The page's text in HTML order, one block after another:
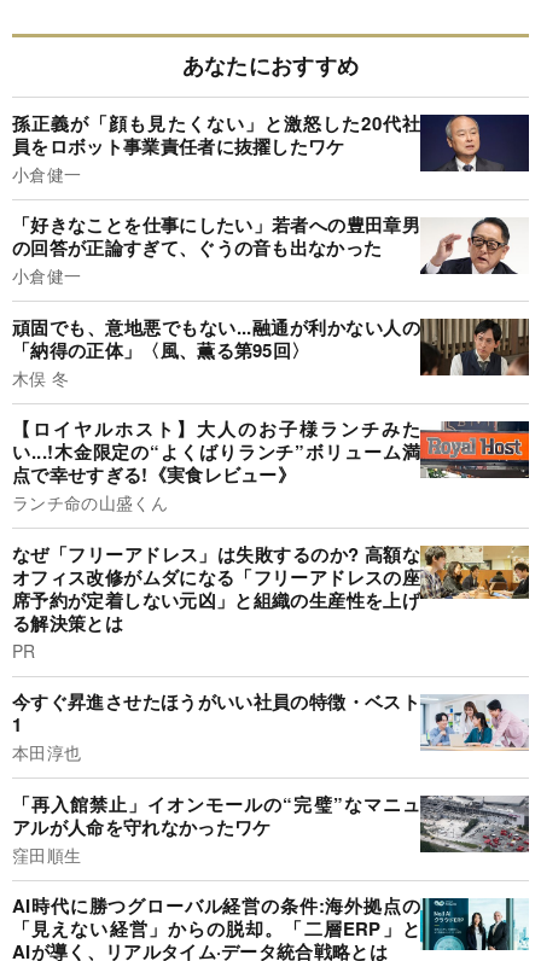
あなたにおすすめ
孫正義が「顔も見たくない」と激怒した20代社
員をロボット事業責任者に抜擢したワケ
小倉健一
「好きなことを仕事にしたい」若者への豊田章男
の回答が正論すぎて、ぐうの音も出なかった
小倉健一
頑固でも、意地悪でもない...融通が利かない人の
「納得の正体」〈風、薫る第95回〉
木俣 冬
【ロイヤルホスト】大人のお子様ランチみた
い...!木金限定の“よくばりランチ”ボリューム満
点で幸せすぎる!《実食レビュー》
ランチ命の山盛くん
なぜ「フリーアドレス」は失敗するのか? 高額な
オフィス改修がムダになる「フリーアドレスの座
席予約が定着しない元凶」と組織の生産性を上げ
る解決策とは
PR
今すぐ昇進させたほうがいい社員の特徴・ベスト
1
本田淳也
「再入館禁止」イオンモールの“完璧”なマニュ
アルが人命を守れなかったワケ
窪田順生
AI時代に勝つグローバル経営の条件:海外拠点の
「見えない経営」からの脱却。「二層ERP」と
AIが導く、リアルタイム·データ統合戦略とは